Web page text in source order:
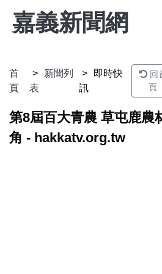
嘉義新聞網
首
頁
新聞列
表
即時快
訊
回
頁
第8屆百大青農 草屯鹿農
角 - hakkatv.org.tw